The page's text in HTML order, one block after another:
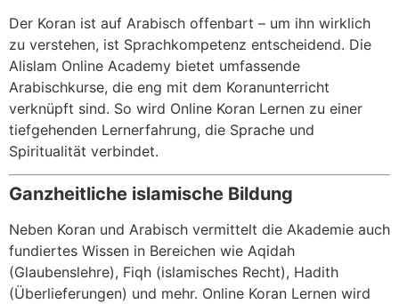
Der Koran ist auf Arabisch offenbart – um ihn wirklich
zu verstehen, ist Sprachkompetenz entscheidend. Die
Alislam Online Academy bietet umfassende
Arabischkurse, die eng mit dem Koranunterricht
verknüpft sind. So wird Online Koran Lernen zu einer
tiefgehenden Lernerfahrung, die Sprache und
Spiritualität verbindet.
Ganzheitliche islamische Bildung
Neben Koran und Arabisch vermittelt die Akademie auch
fundiertes Wissen in Bereichen wie Aqidah
(Glaubenslehre), Fiqh (islamisches Recht), Hadith
(Überlieferungen) und mehr. Online Koran Lernen wird